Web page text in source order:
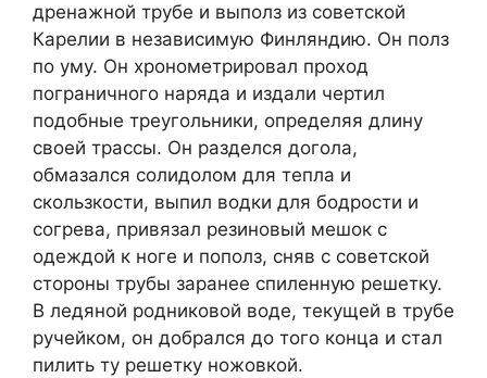
дренажной трубе и выполз из советской
Карелии в независимую Финляндию. Он полз
по уму. Он хронометрировал проход
пограничного наряда и издали чертил
подобные треугольники, определяя длину
своей трассы. Он разделся догола,
обмазался солидолом для тепла и
скользкости, выпил водки для бодрости и
согрева, привязал резиновый мешок с
одеждой к ноге и пополз, сняв с советской
стороны трубы заранее спиленную решетку.
В ледяной родниковой воде, текущей в трубе
ручейком, он добрался до того конца и стал
пилить ту решетку ножовкой.